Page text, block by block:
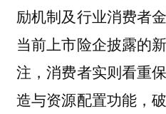
励机制及行业消费者
当前上市险企披露的
注，消费者实则看重
造与资源配置功能，